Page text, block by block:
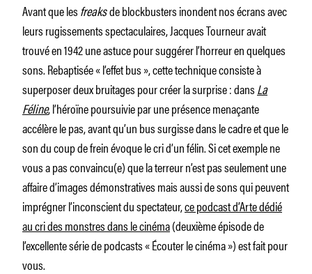
Avant que lesfreaksde blockbusters inondent nos écrans avec
leurs rugissements spectaculaires, Jacques Tourneur avait
trouvé en 1942 une astuce pour suggérer l’horreur en quelques
sons. Rebaptisée « l’effet bus », cette technique consiste à
superposer deux bruitages pour créer la surprise : dansLa
Féline, l’héroïne poursuivie par une présence menaçante
accélère le pas, avant qu’un bus surgisse dans le cadre et que le
son du coup de frein évoque le cri d’un félin. Si cet exemple ne
vous a pas convaincu(e) que la terreur n’est pas seulement une
affaire d’images démonstratives mais aussi de sons qui peuvent
imprégner l’inconscient du spectateur,ce podcast d’Arte dédié
au cri des monstres dans le cinéma(deuxième épisode de
l’excellente série de podcasts « Écouter le cinéma ») est fait pour
vous.